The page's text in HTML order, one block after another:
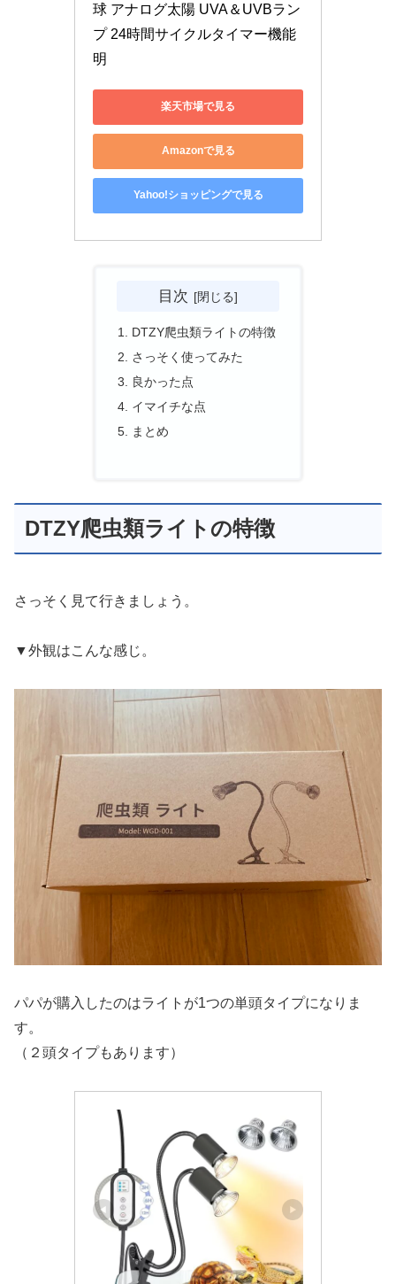
球 アナログ太陽 UVA＆UVBラン
プ 24時間サイクルタイマー機能
明
楽天市場で見る
Amazonで見る
Yahoo!ショッピングで見る
目次
DTZY爬虫類ライトの特徴
さっそく使ってみた
良かった点
イマイチな点
まとめ
DTZY爬虫類ライトの特徴
さっそく見て行きましょう。
▼外観はこんな感じ。
パパが購入したのはライトが1つの単頭タイプになりま
す。
（２頭タイプもあります）